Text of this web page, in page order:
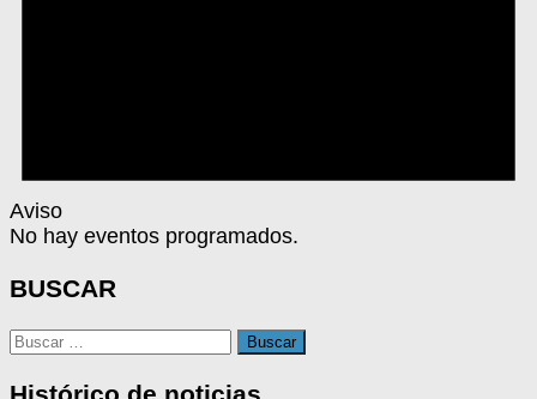
Aviso
No hay eventos programados.
BUSCAR
Buscar: